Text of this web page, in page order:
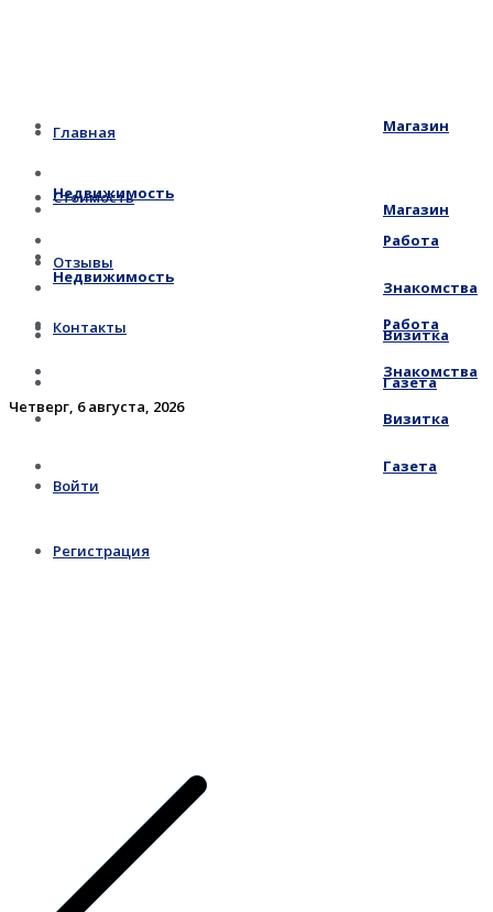
Главная
Стоимость
Отзывы
Контакты
Четверг, 6 августа, 2026
Войти
Регистрация
Магазин
Недвижимость
Работа
Знакомства
Визитка
Газета
Магазин
Недвижимость
Работа
Знакомства
Визитка
Газета